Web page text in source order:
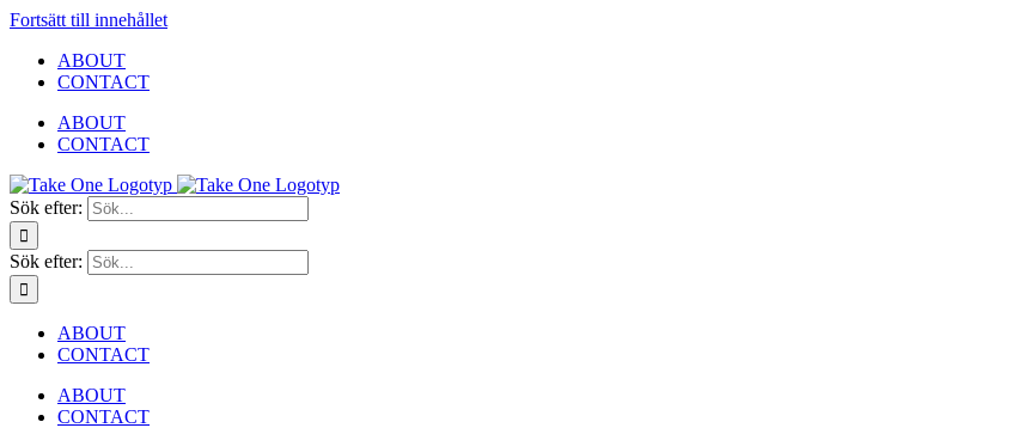
Fortsätt till innehållet
ABOUT
CONTACT
ABOUT
CONTACT
Sök efter:
Sök efter:
ABOUT
CONTACT
ABOUT
CONTACT